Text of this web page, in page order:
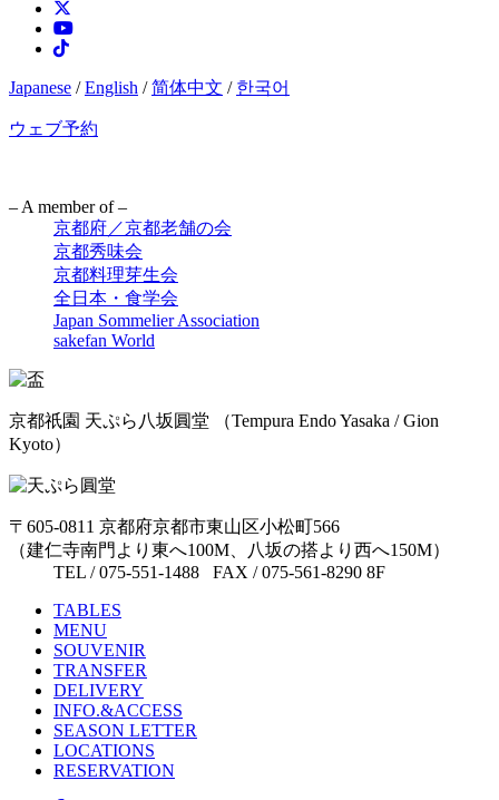
Japanese /English /简体中文 / 한국어
ウェブ予約
– A member of –
京都府／京都老舗の会
京都秀味会
京都料理芽生会
全日本・食学会
Japan Sommelier Association
sakefan World
京都祇園 天ぷら八坂圓堂 （Tempura Endo Yasaka / Gion
Kyoto）
〒605-0811 京都府京都市東山区小松町566
（建仁寺南門より東へ100M、八坂の搭より西へ150M）
TEL / 075-551-1488 FAX / 075-561-8290 8F
TABLES
MENU
SOUVENIR
TRANSFER
DELIVERY
INFO.&ACCESS
SEASON LETTER
LOCATIONS
RESERVATION